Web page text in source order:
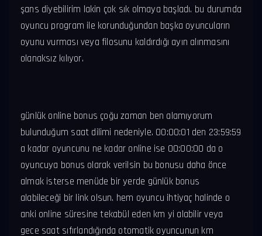
şans diyebilirim lakin çok sık olmaya başladı. bu durumda
oyuncu program ile korunduğundan başka oyuncuların
oyunu vurması veya filosunu kaldırdığı ayın alınmasını
olanaksız kılıyor.
günlük online bonus çoğu zaman ben alamıyorum
bulunduğum saat dilimi nedeniyle. 00:00:01 den 23:59:59
a kadar oyuncunu ne kadar online ise 00:00:00 da o
oyuncuya bonus olarak verilsin bu bonusu daha önce
almak isterse menüde bir yerde günlük bonus
alabileceği bir link olsun. hem oyuncu ihtiyaç halinde o
anki online süresine tekabül eden km yi alabilir veya
gece saat sıfırlandığında otomatik oyuncunun km